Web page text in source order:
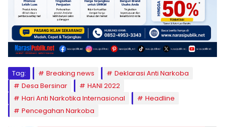
Tag: Breaking news
Deklarasi Anti Narkoba
Desa Bersinar
HANI 2022
Hari Anti Narkotika Internasional
Headline
Pencegahan Narkoba